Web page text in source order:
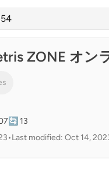
ZONE オン
🔄 13
•Last modified: Oct 14,